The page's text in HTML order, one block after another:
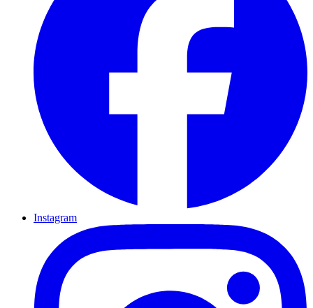
Instagram